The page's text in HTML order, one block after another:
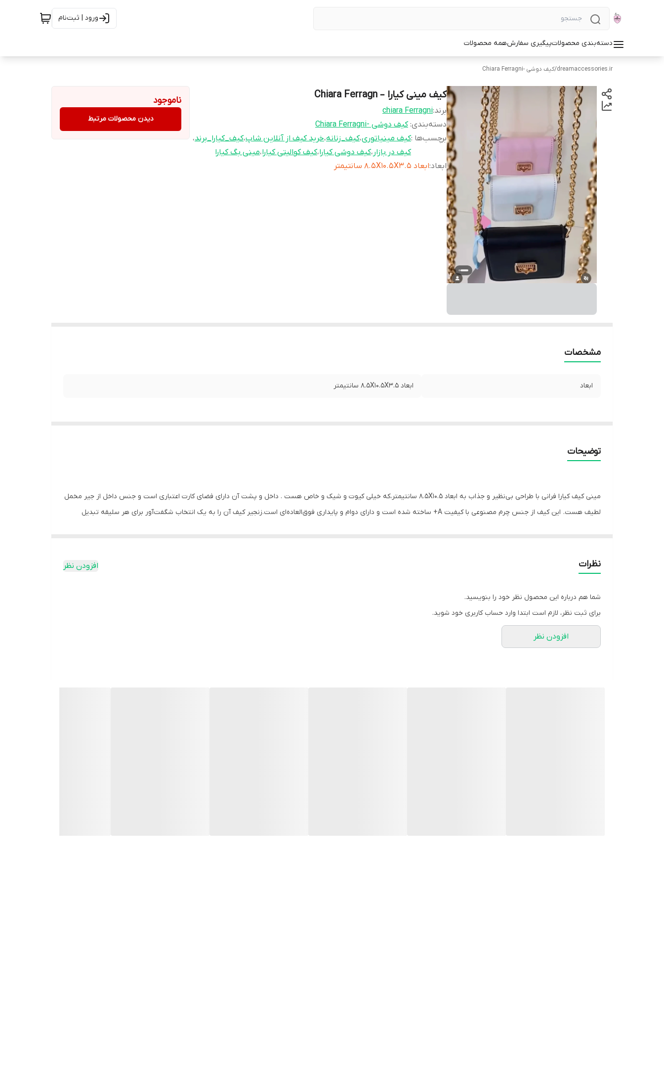
ورود | ثبت‌نام
دسته‌بندی محصولاتپیگیری سفارشهمه محصولات
dreamaccessories.ir
/کیف دوشی -Chiara Ferragni
کیف مینی کیارا – Chiara Ferragn
برند:chiara Ferragni
دسته‌بندی:کیف دوشی -Chiara Ferragni
برچسب‌ها :کیف مینیاتوری،کیف_زنانه،خرید کیف از آنلاین شاپ،کیف_کیارا_برند،
کیف در بازار ،کیف دوشی کیارا،کیف کوالیتی کیارا،مینی بگ کیارا
ابعاد:ابعاد 8.5X10.5X3.5 سانتیمتر
ناموجود
دیدن محصولات مرتبط
مشخصات
ابعاد ابعاد 8.5X10.5X3.5 سانتیمتر
توضیحات
مینی کیف کیارا فرانی با طراحی بی‌نظیر و جذاب به ابعاد 8.5X10.5 سانتیمتر،که خیلی کیوت و شیک و خاص هست . داخل و پشت آن دارای فضای کارت اعتباری است و جنس داخل از جیر مخمل
لطیف هست. این کیف از جنس چرم مصنوعی با کیفیت A+ ساخته شده است و دارای دوام و پایداری فوق‌العاده‌ای است.زنجیر کیف آن را به یک انتخاب شگفت‌آور برای هر سلیقه تبدیل
همچنین دارای بند بلند زنجیری با رنگ ثابت و از جنس آلومینیوم است که امکان حمل آسان را به شما می‌دهد. اگر به دنبال یک مینی کیف باکیفیت واقعا جذاب هستید، این محصول انتخاب
ایده‌آلی خواهد بود.
نظرات افزودن نظر
شما هم درباره این محصول نظر خود را بنویسید.
برای ثبت نظر، لازم است ابتدا وارد حساب کاربری خود شوید.
افزودن نظر